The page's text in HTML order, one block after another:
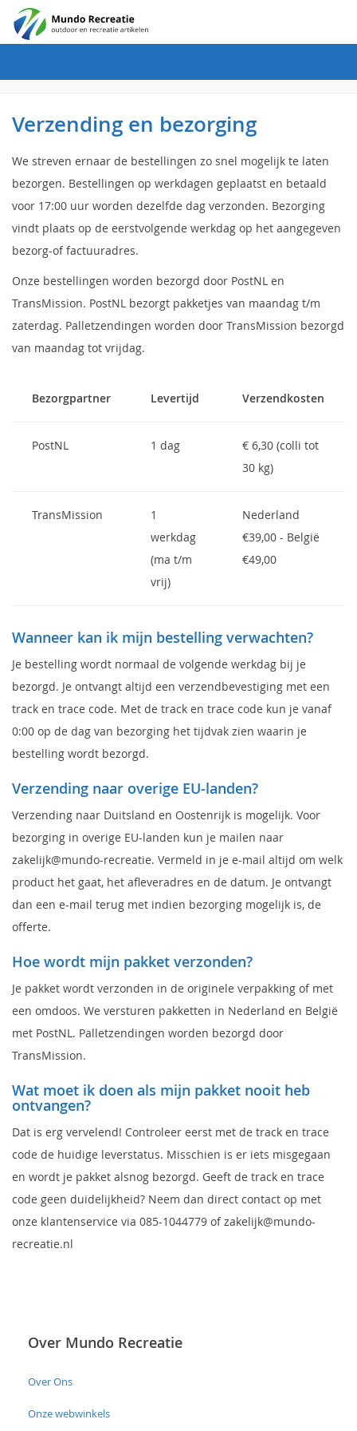
Verzending en bezorging
We streven ernaar de bestellingen zo snel mogelijk te laten
bezorgen. Bestellingen op werkdagen geplaatst en betaald
voor 17:00 uur worden dezelfde dag verzonden. Bezorging
vindt plaats op de eerstvolgende werkdag op het aangegeven
bezorg-of factuuradres.
Onze bestellingen worden bezorgd door PostNL en
TransMission. PostNL bezorgt pakketjes van maandag t/m
zaterdag. Palletzendingen worden door TransMission bezorgd
van maandag tot vrijdag.
Bezorgpartner Levertijd Verzendkosten
PostNL 1 dag
€ 6,30 (colli tot
30 kg)
TransMission
1
werkdag
(ma t/m
vrij)
Nederland
€39,00 - België
€49,00
Wanneer kan ik mijn bestelling verwachten?
Je bestelling wordt normaal de volgende werkdag bij je
bezorgd. Je ontvangt altijd een verzendbevestiging met een
track en trace code. Met de track en trace code kun je vanaf
0:00 op de dag van bezorging het tijdvak zien waarin je
bestelling wordt bezorgd.
Verzending naar overige EU-landen?
Verzending naar Duitsland en Oostenrijk is mogelijk. Voor
bezorging in overige EU-landen kun je mailen naar
zakelijk@mundo-recreatie. Vermeld in je e-mail altijd om welk
product het gaat, het afleveradres en de datum. Je ontvangt
dan een e-mail terug met indien bezorging mogelijk is, de
offerte.
Hoe wordt mijn pakket verzonden?
Je pakket wordt verzonden in de originele verpakking of met
een omdoos. We versturen pakketten in Nederland en België
met PostNL. Palletzendingen worden bezorgd door
TransMission.
Wat moet ik doen als mijn pakket nooit heb
ontvangen?
Dat is erg vervelend! Controleer eerst met de track en trace
code de huidige leverstatus. Misschien is er iets misgegaan
en wordt je pakket alsnog bezorgd. Geeft de track en trace
code geen duidelijkheid? Neem dan direct contact op met
onze klantenservice via 085-1044779 of zakelijk@mundo-
recreatie.nl
Over Mundo Recreatie
Over Ons
Onze webwinkels